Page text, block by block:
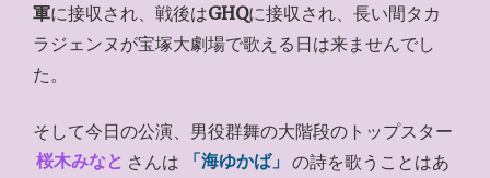
軍に接収され、戦後はGHQに接収され、長い間タカ
ラジェンヌが宝塚大劇場で歌える日は来ませんでし
た。
そして今日の公演、男役群舞の大階段のトップスター
桜木みなと さんは 「海ゆかば」 の詩を歌うことはあ